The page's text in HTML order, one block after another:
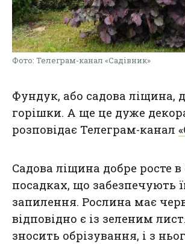
Фото: Телеграм-канал «Садівник»
Фундук, або садова ліщина,
горішки. А ще це дуже
розповідає Телеграм-канал
Садова ліщина добре росте
посадках, що забезпечують
запилення. Рослина має
відповідно є із зеленим
зносить обрізування, і з